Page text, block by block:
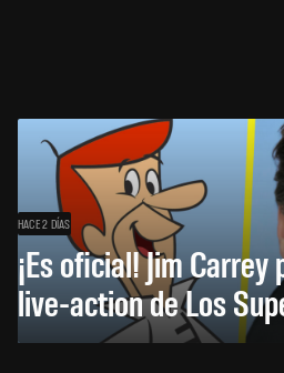
HACE 2 DÍAS
¡Es oficial! Jim
live-action de Los